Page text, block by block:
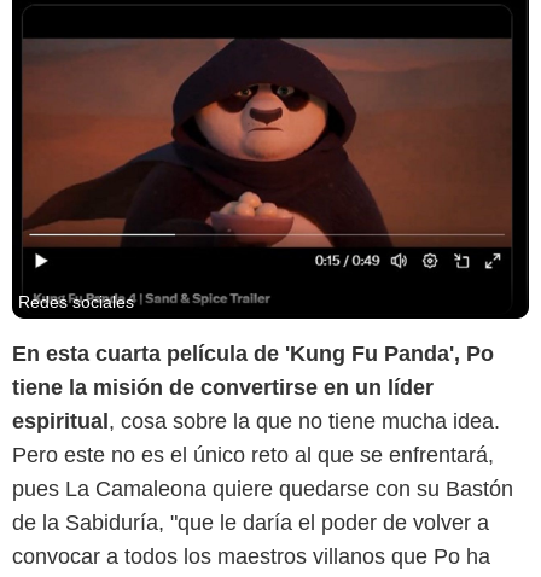
Redes sociales
En esta cuarta película de 'Kung Fu Panda', Po
tiene la misión de convertirse en un líder
espiritual , cosa sobre la que no tiene mucha idea.
Pero este no es el único reto al que se enfrentará,
pues La Camaleona quiere quedarse con su Bastón
de la Sabiduría, "que le daría el poder de volver a
convocar a todos los maestros villanos que Po ha